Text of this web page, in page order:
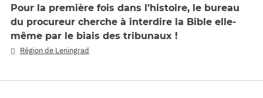
Pour la première fois dans l’histoire, le bureau
du procureur cherche à interdire la Bible elle-
même par le biais des tribunaux !
Région de Leningrad